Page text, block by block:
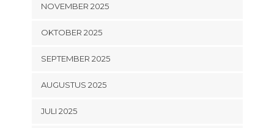
NOVEMBER 2025
OKTOBER 2025
SEPTEMBER 2025
AUGUSTUS 2025
JULI 2025